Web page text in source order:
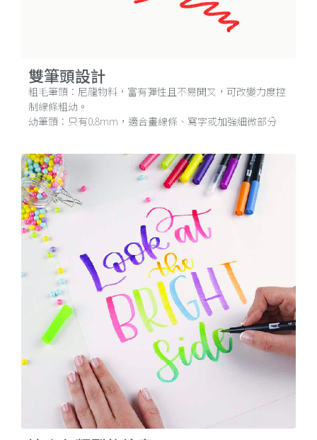
雙筆頭設計
粗毛筆頭：尼龍物料，富有彈性且不易開叉，可改變力度控
制線條粗幼。
幼筆頭：只有0.8mm，適合畫線條、寫字或加強細微部分